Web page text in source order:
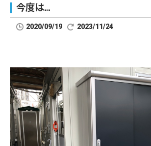
今度は…
2020/09/19 2023/11/24